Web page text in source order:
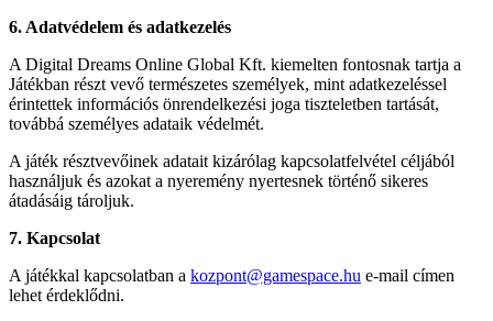
6. Adatvédelem és adatkezelés
A Digital Dreams Online Global Kft. kiemelten fontosnak tartja a
Játékban részt vevő természetes személyek, mint adatkezeléssel
érintettek információs önrendelkezési joga tiszteletben tartását,
továbbá személyes adataik védelmét.
A játék résztvevőinek adatait kizárólag kapcsolatfelvétel céljából
használjuk és azokat a nyeremény nyertesnek történő sikeres
átadásáig tároljuk.
7. Kapcsolat
A játékkal kapcsolatban a kozpont@gamespace.hu e-mail címen
lehet érdeklődni.